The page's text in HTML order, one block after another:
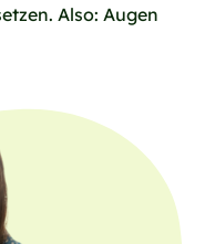
Also: Augen